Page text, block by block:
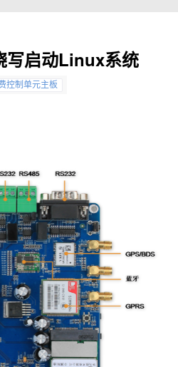
写启动Linux系统
控制单元主板